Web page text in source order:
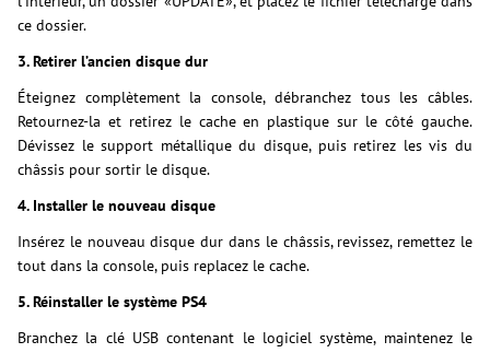
ce dossier.
3. Retirer l’ancien disque dur
Éteignez complètement la console, débranchez tous les câbles.
Retournez-la et retirez le cache en plastique sur le côté gauche.
Dévissez le support métallique du disque, puis retirez les vis du
châssis pour sortir le disque.
4. Installer le nouveau disque
Insérez le nouveau disque dur dans le châssis, revissez, remettez le
tout dans la console, puis replacez le cache.
5. Réinstaller le système PS4
Branchez la clé USB contenant le logiciel système, maintenez le